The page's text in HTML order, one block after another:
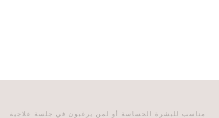
مناسب للبشرة الحساسة أو لمن يرغبون في جلسة علاجية